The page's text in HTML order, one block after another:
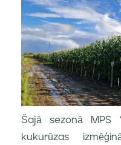
Šajā sezonā MPS
kukurūzas